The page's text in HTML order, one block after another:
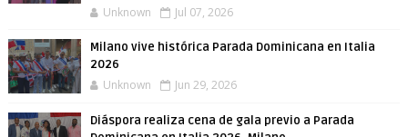
Unknown Jul 07, 2026
Milano vive histórica Parada Dominicana en Italia
2026
Unknown Jun 29, 2026
Diáspora realiza cena de gala previo a Parada